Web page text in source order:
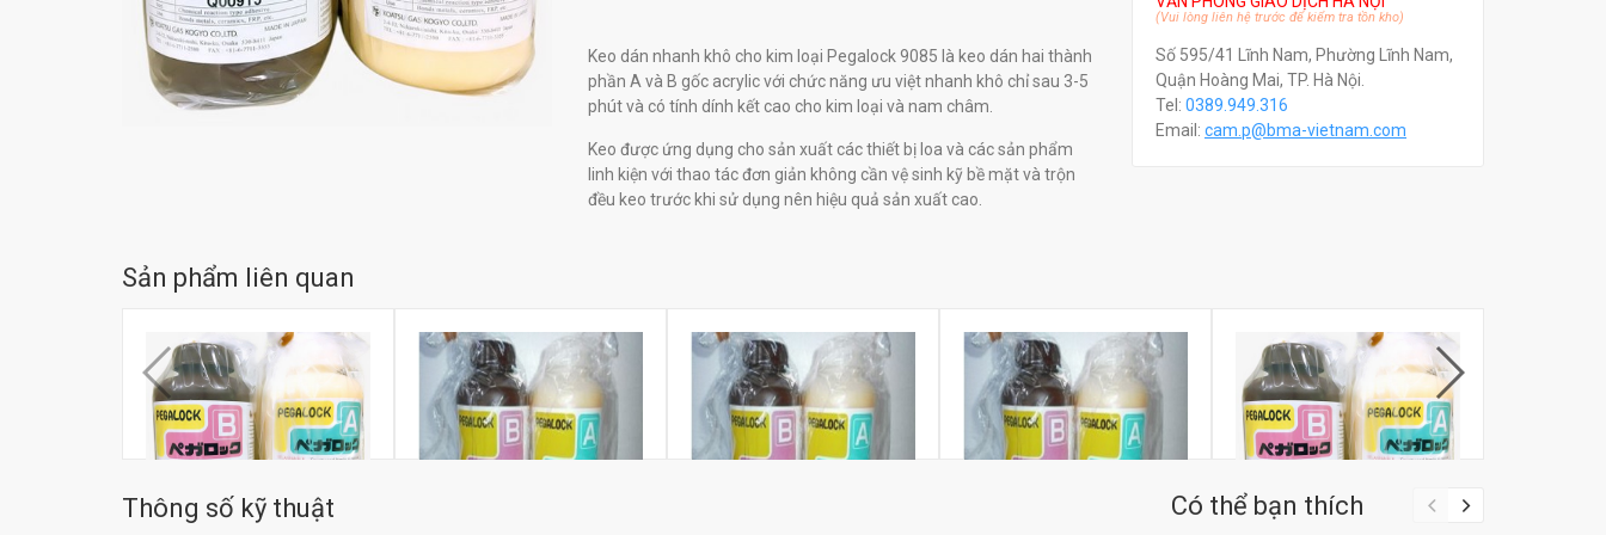
Keo dán nhanh khô cho kim loại Pegalock 9085 là keo dán hai thành
phần A và B gốc acrylic với chức năng ưu việt nhanh khô chỉ sau 3-5
phút và có tính dính kết cao cho kim loại và nam châm.
Keo được ứng dụng cho sản xuất các thiết bị loa và các sản phẩm
linh kiện với thao tác đơn giản không cần vệ sinh kỹ bề mặt và trộn
đều keo trước khi sử dụng nên hiệu quả sản xuất cao.
(Vui lòng liên hệ trước để kiểm tra tồn kho)
Số 595/41 Lĩnh Nam, Phường Lĩnh Nam,
Quận Hoàng Mai, TP. Hà Nội.
Tel: 0389.949.316
Email: cam.p@bma-vietnam.com
Sản phẩm liên quan
Thông số kỹ thuật Có thể bạn thích